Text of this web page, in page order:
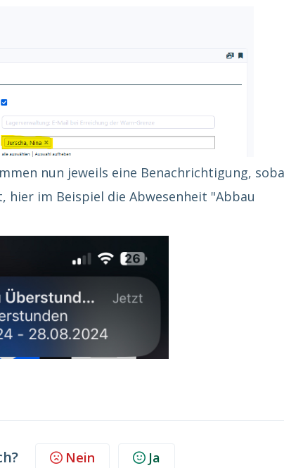
nun jeweils eine Benachrichtigung,
im Beispiel die Abwesenheit "Abbau
Nein Ja